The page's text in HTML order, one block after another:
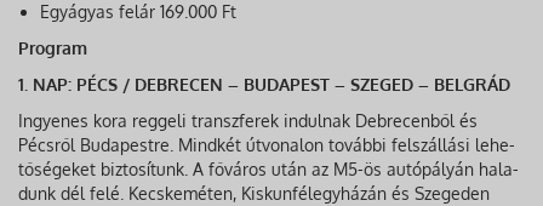
Egyágyas felár 169.000 Ft
Program
1. NAP: PÉCS / DEBRECEN – BUDAPEST – SZEGED – BELGRÁD
Ingyenes kora reggeli transzferek indulnak Debrecenből és
Pécsről Budapestre. Mindkét útvonalon további felszállási lehe­
tőségeket biztosítunk. A főváros után az M5-ös autópályán hala­
dunk dél felé. Kecskeméten, Kiskunfélegyházán és Szegeden